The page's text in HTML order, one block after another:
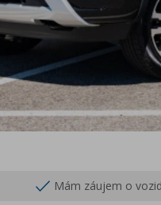
Mám záujem o